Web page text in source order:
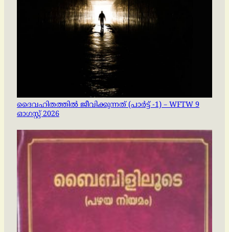
ദൈവഹിതത്തിൽ ജീവിക്കുന്നത് (പാർട്ട് -1) – WFTW 9
ഓഗസ്റ്റ് 2026